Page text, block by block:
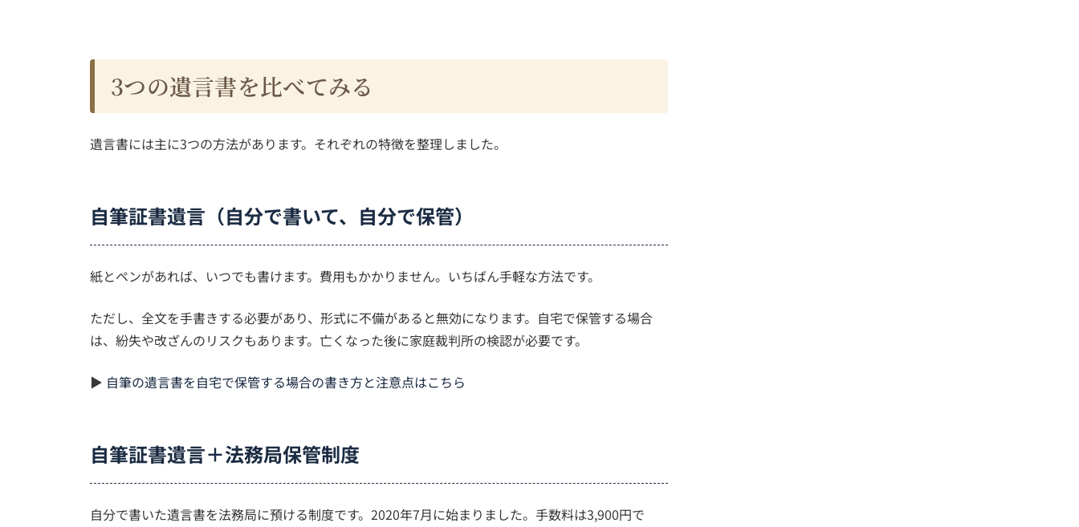
3つの遺言書を比べてみる
遺言書には主に3つの方法があります。それぞれの特徴を整理しました。
自筆証書遺言（自分で書いて、自分で保管）
紙とペンがあれば、いつでも書けます。費用もかかりません。いちばん手軽な方法です。
ただし、全文を手書きする必要があり、形式に不備があると無効になります。自宅で保管する場合
は、紛失や改ざんのリスクもあります。亡くなった後に家庭裁判所の検認が必要です。
▶ 自筆の遺言書を自宅で保管する場合の書き方と注意点はこちら
自筆証書遺言＋法務局保管制度
自分で書いた遺言書を法務局に預ける制度です。2020年7月に始まりました。手数料は3,900円で